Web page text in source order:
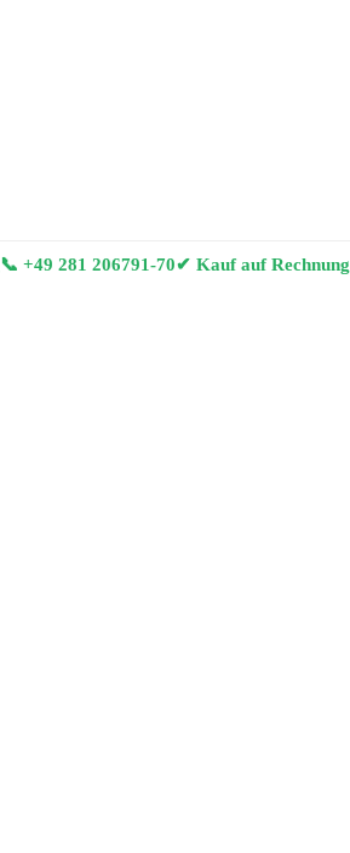
📞 +49 281 206791-70✔ Kauf auf Rechnung